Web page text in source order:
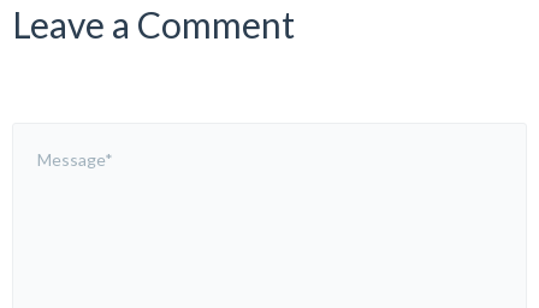
Leave a Comment